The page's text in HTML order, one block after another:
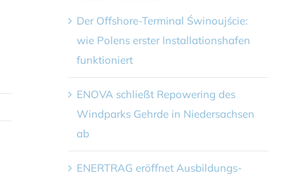
Der Offshore-Terminal Świnoujście:
wie Polens erster Installationshafen
funktioniert
ENOVA schließt Repowering des
Windparks Gehrde in Niedersachsen
ab
ENERTRAG eröffnet Ausbildungs-